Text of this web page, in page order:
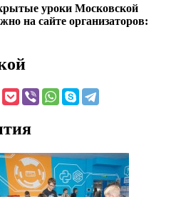
уроки Московской
на сайте организаторов: